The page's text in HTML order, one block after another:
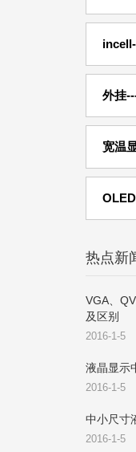
外挂
宽温
热点新
VGA、
及区别
2016-1-5
液晶显示
2016-1-5
中小尺寸
2016-1-5